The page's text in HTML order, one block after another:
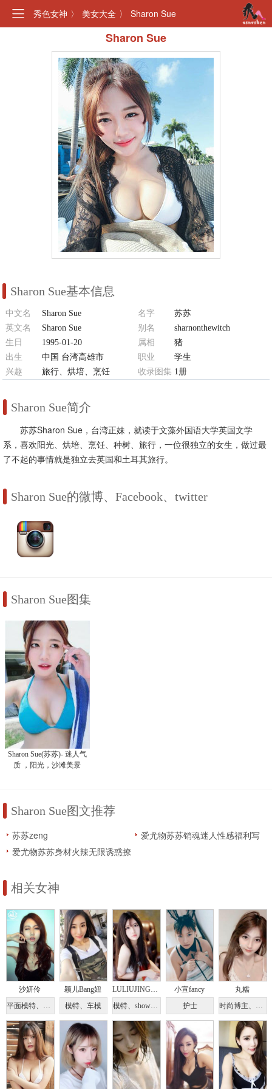
秀色女神 〉 美女大全 〉 Sharon Sue
Sharon Sue
Sharon Sue基本信息
中文名 Sharon Sue 名字
苏苏
英文名
Sharon Sue 别名
sharnonthewitch
生日
1995-01-20 属相
猪
出生
中国 台湾高雄市 职业
学生
兴趣
旅行、烘培、烹饪 收录图集 1册
Sharon Sue简介
苏苏Sharon Sue，台湾正妹，就读于文藻外国语大学英国文学
系，喜欢阳光、烘培、烹饪、种树、旅行，一位很独立的女生，做过最
了不起的事情就是独立去英国和土耳其旅行。
Sharon Sue的微博、Facebook、twitter
Sharon Sue图集
Sharon Sue(苏苏)- 迷人气
质 ，阳光，沙滩美景
Sharon Sue图文推荐
苏苏zeng
爱尤物苏苏销魂迷人性感福利写
爱尤物苏苏身材火辣无限诱惑撩
相关女神
沙妍伶
平面模特、演员
颖儿Bang妞
模特、车模
LULIUJING-兔哥哥
模特、showgirl
小宣fancy
护士
丸糯
时尚博主、模特